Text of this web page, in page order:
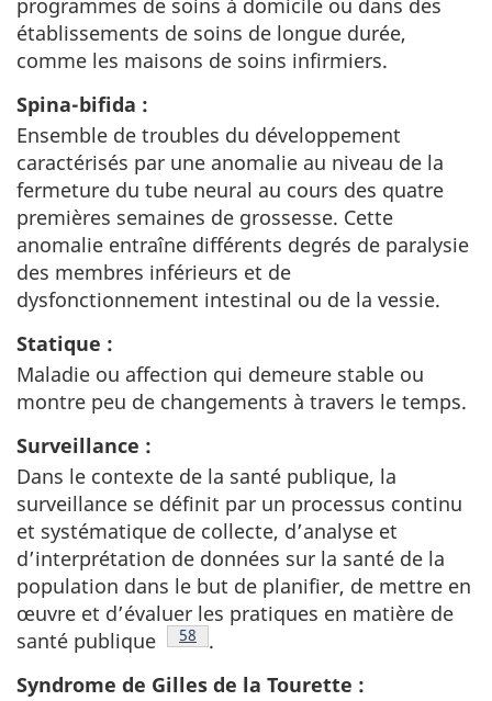
programmes de soins à domicile ou dans des
établissements de soins de longue durée,
comme les maisons de soins infirmiers.
Spina-bifida :
Ensemble de troubles du développement
caractérisés par une anomalie au niveau de la
fermeture du tube neural au cours des quatre
premières semaines de grossesse. Cette
anomalie entraîne différents degrés de paralysie
des membres inférieurs et de
dysfonctionnement intestinal ou de la vessie.
Statique :
Maladie ou affection qui demeure stable ou
montre peu de changements à travers le temps.
Surveillance :
Dans le contexte de la santé publique, la
surveillance se définit par un processus continu
et systématique de collecte, d’analyse et
d’interprétation de données sur la santé de la
population dans le but de planifier, de mettre en
œuvre et d’évaluer les pratiques en matière de
santé publique
Note de bas de page
58
.
Syndrome de Gilles de la Tourette :